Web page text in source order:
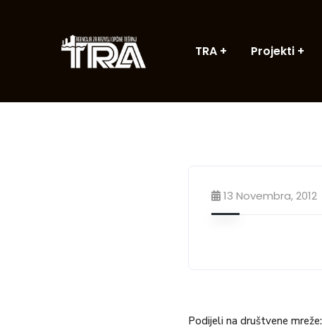
TRA Projekti
13 Novembra, 2012
Podijeli na društvene mreže: